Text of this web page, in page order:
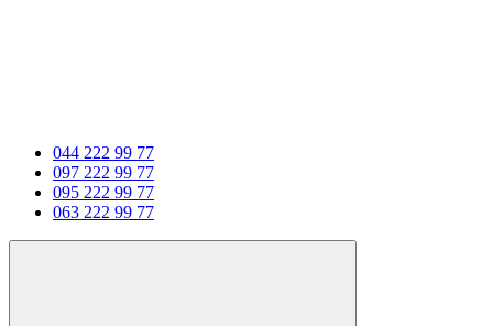
044 222 99 77
097 222 99 77
095 222 99 77
063 222 99 77